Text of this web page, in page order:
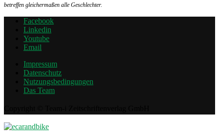
betreffen gleichermaßen alle Geschlechter.
Facebook
Linkedin
Youtube
Email
Impressum
Datenschutz
Nutzungsbedingungen
Das Team